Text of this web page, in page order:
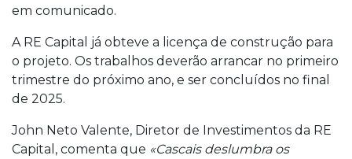
em comunicado.
A RE Capital já obteve a licença de construção para
o projeto. Os trabalhos deverão arrancar no primeiro
trimestre do próximo ano, e ser concluídos no final
de 2025.
John Neto Valente, Diretor de Investimentos da RE
Capital, comenta que «Cascais deslumbra os